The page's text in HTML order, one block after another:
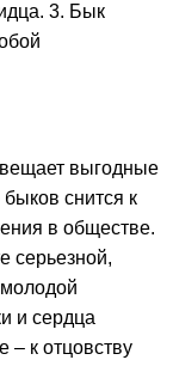
3. Бык
выгодные
снится к
в обществе.
серьезной,
и сердца
– к отцовству